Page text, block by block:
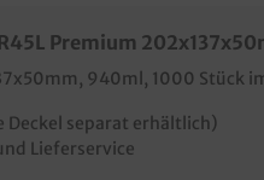
Premium
940ml, 1000 Stück
Deckel separat erhältlich)
Lieferservice